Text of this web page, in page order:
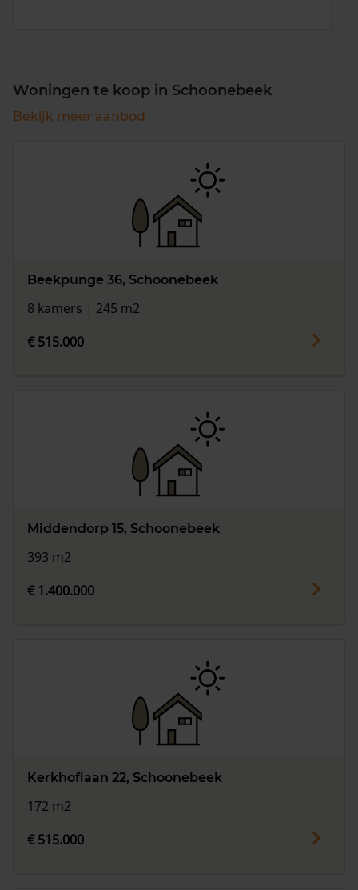
Woningen te koop in Schoonebeek
Bekijk meer aanbod
Beekpunge 36, Schoonebeek
8 kamers | 245 m2
€ 515.000
Middendorp 15, Schoonebeek
393 m2
€ 1.400.000
Kerkhoflaan 22, Schoonebeek
172 m2
€ 515.000